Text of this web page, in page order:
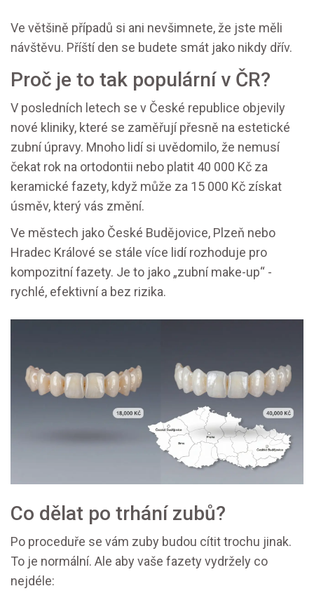
Ve většině případů si ani nevšimnete, že jste měli
návštěvu. Příští den se budete smát jako nikdy dřív.
Proč je to tak populární v ČR?
V posledních letech se v České republice objevily
nové kliniky, které se zaměřují přesně na estetické
zubní úpravy. Mnoho lidí si uvědomilo, že nemusí
čekat rok na ortodontii nebo platit 40 000 Kč za
keramické fazety, když může za 15 000 Kč získat
úsměv, který vás změní.
Ve městech jako České Budějovice, Plzeň nebo
Hradec Králové se stále více lidí rozhoduje pro
kompozitní fazety. Je to jako „zubní make-up“ -
rychlé, efektivní a bez rizika.
Co dělat po trhání zubů?
Po proceduře se vám zuby budou cítit trochu jinak.
To je normální. Ale aby vaše fazety vydržely co
nejdéle: